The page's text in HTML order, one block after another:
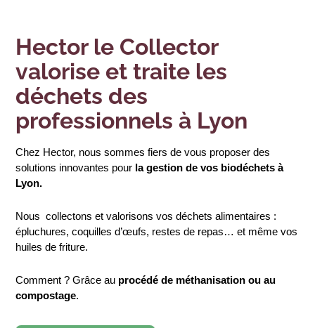
Hector le Collector
valorise et traite les
déchets des
professionnels à Lyon
Chez Hector, nous sommes fiers de vous proposer des
solutions innovantes pour la gestion de vos biodéchets à
Lyon.
Nous  collectons et valorisons vos déchets alimentaires :
épluchures, coquilles d’œufs, restes de repas… et même vos
huiles de friture.
Comment ? Grâce au procédé de méthanisation ou au
compostage.